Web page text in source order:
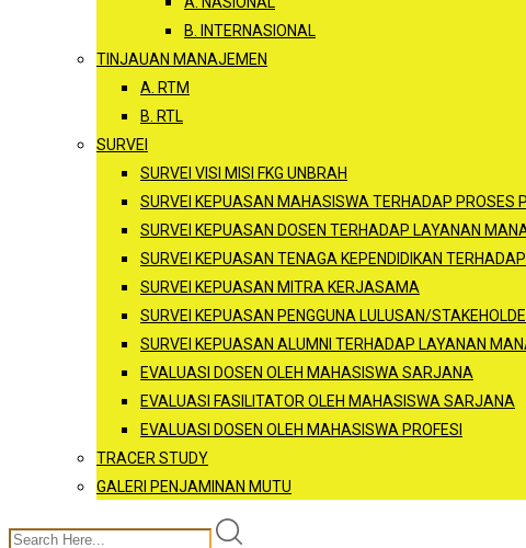
B. INTERNASIONAL
TINJAUAN MANAJEMEN
A. RTM
B. RTL
SURVEI
SURVEI VISI MISI FKG UNBRAH
SURVEI KEPUASAN MAHASISWA TERHADAP PROSES
SURVEI KEPUASAN DOSEN TERHADAP LAYANAN
SURVEI KEPUASAN TENAGA KEPENDIDIKAN
SURVEI KEPUASAN MITRA KERJASAMA
SURVEI KEPUASAN PENGGUNA LULUSAN/
SURVEI KEPUASAN ALUMNI TERHADAP LAYANAN
EVALUASI DOSEN OLEH MAHASISWA SARJANA
EVALUASI FASILITATOR OLEH MAHASISWA SARJANA
EVALUASI DOSEN OLEH MAHASISWA PROFESI
TRACER STUDY
GALERI PENJAMINAN MUTU